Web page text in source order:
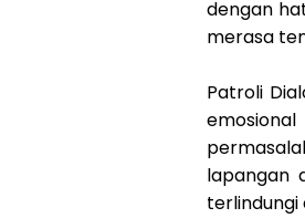
dengan
merasa
Patroli
lapangan
terlindungi